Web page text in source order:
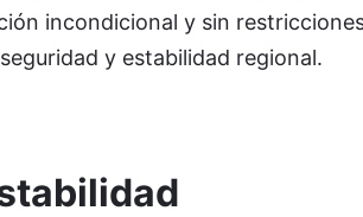
incondicional y sin
y estabilidad regional.